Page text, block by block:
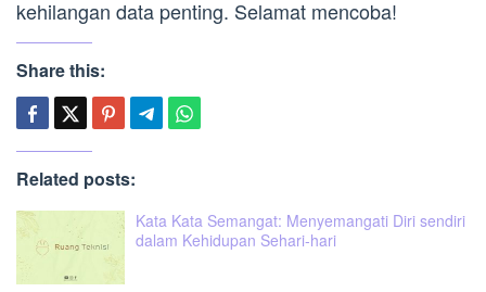
kehilangan data penting. Selamat mencoba!
Share this:
Related posts:
Kata Kata Semangat: Menyemangati Diri sendiri
dalam Kehidupan Sehari-hari